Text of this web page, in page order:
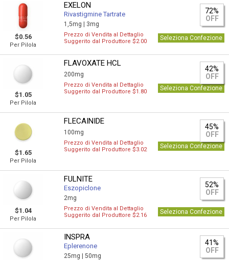
$0.56
Per Pilola
EXELON
Rivastigmine Tartrate
1,5mg | 3mg
72%
OFF
Prezzo di Vendita al Dettaglio
Suggerito dal Produttore $2.00
Seleziona Confezione
$1.05
Per Pilola
FLAVOXATE HCL
200mg
42%
OFF
Prezzo di Vendita al Dettaglio
Suggerito dal Produttore $1.80
Seleziona Confezione
$1.65
Per Pilola
FLECAINIDE
100mg
45%
OFF
Prezzo di Vendita al Dettaglio
Suggerito dal Produttore $3.02
Seleziona Confezione
$1.04
Per Pilola
FULNITE
Eszopiclone
2mg
52%
OFF
Prezzo di Vendita al Dettaglio
Suggerito dal Produttore $2.16
Seleziona Confezione
INSPRA
Eplerenone
25mg |50mg
41%
OFF